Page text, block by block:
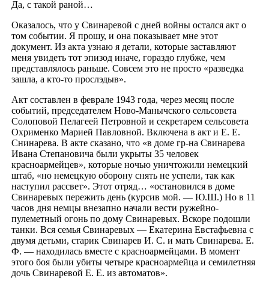
Да, с такой раной…
Оказалось, что у Свинаревой с дней войны остался акт о
том событии. Я прошу, и она показывает мне этот
документ. Из акта узнаю я детали, которые заставляют
меня увидеть тот эпизод иначе, гораздо глубже, чем
представлялось раньше. Совсем это не просто «разведка
зашла, а кто-то прослэдыв».
Акт составлен в феврале 1943 года, через месяц после
событий, председателем Ново-Манычского сельсовета
Солоповой Пелагеей Петровной и секретарем сельсовета
Охрименко Марией Павловной. Включена в акт и Е. Е.
Снинарева. В акте сказано, что «в доме гр-на Свинарева
Ивана Степановича были укрыты 35 человек
красноармейцев», которые ночью уничтожили немецкий
штаб, «но немецкую оборону снять не успели, так как
наступил рассвет». Этот отряд… «остановился в доме
Свинаревых пережить день (курсив мой. — Ю.Ш.) Но в 11
часов дня немцы внезапно начали вести ружейно-
пулеметный огонь по дому Свинаревых. Вскоре подошли
танки. Вся семья Свинаревых — Екатерина Евстафьевна с
двумя детьми, старик Свинарев И. С. и мать Свинарева. Е.
Ф. — находилась вместе с красноармейцами. В момент
этого боя были убиты четыре красноармейца и семилетняя
дочь Свинаревой Е. Е. из автоматов».